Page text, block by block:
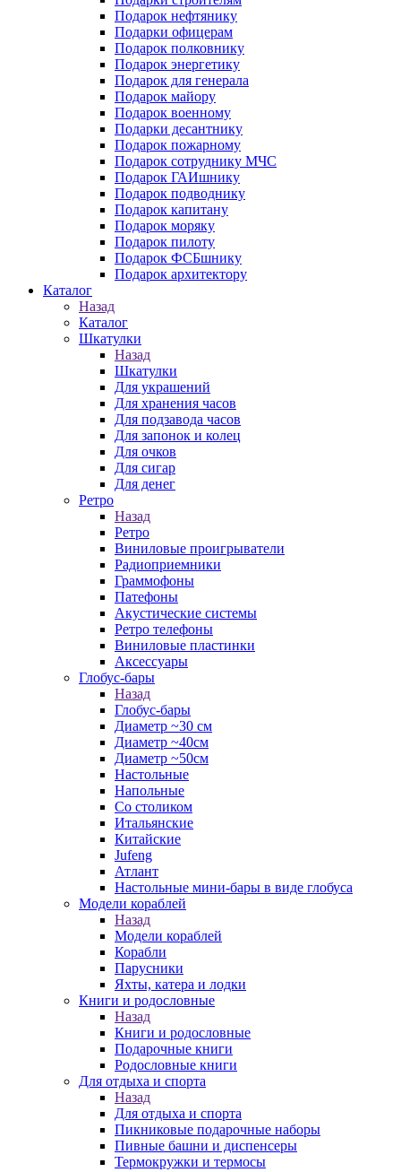
Подарок нефтянику
Подарки офицерам
Подарок полковнику
Подарок энергетику
Подарок для генерала
Подарок майору
Подарок военному
Подарки десантнику
Подарок пожарному
Подарок сотруднику МЧС
Подарок ГАИшнику
Подарок подводнику
Подарок капитану
Подарок моряку
Подарок пилоту
Подарок ФСБшнику
Подарок архитектору
Каталог
Назад
Каталог
Шкатулки
Назад
Шкатулки
Для украшений
Для хранения часов
Для подзавода часов
Для запонок и колец
Для очков
Для сигар
Для денег
Ретро
Назад
Ретро
Виниловые проигрыватели
Радиоприемники
Граммофоны
Патефоны
Акустические системы
Ретро телефоны
Виниловые пластинки
Аксессуары
Глобус-бары
Назад
Глобус-бары
Диаметр ~30 см
Диаметр ~40см
Диаметр ~50см
Настольные
Напольные
Со столиком
Итальянские
Китайские
Jufeng
Атлант
Настольные мини-бары в виде глобуса
Модели кораблей
Назад
Модели кораблей
Корабли
Парусники
Яхты, катера и лодки
Книги и родословные
Назад
Книги и родословные
Подарочные книги
Родословные книги
Для отдыха и спорта
Назад
Для отдыха и спорта
Пикниковые подарочные наборы
Пивные башни и диспенсеры
Термокружки и термосы